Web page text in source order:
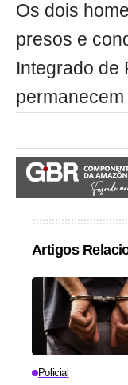
Os dois
presos e
Integrado de
Artigos
Policial